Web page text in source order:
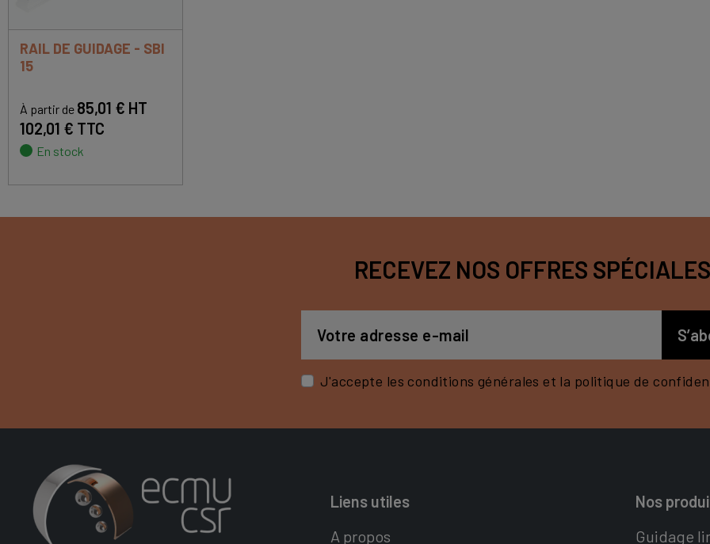
RAIL DE GUIDAGE - SBI
15
À partir de 85,01 € HT
102,01 € TTC
En stock
RECEVEZ NOS OFFRES SPÉCIALES
J'accepte les conditions générales et la politique de
Liens utiles
A propos
Nos
Guidage